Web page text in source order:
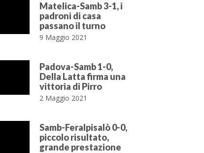
Matelica-Samb 3-1, i
padroni di casa
passano il turno
9 Maggio 2021
Padova-Samb 1-0,
Della Latta firma una
vittoria di Pirro
2 Maggio 2021
Samb-Feralpisalò 0-0,
piccolo risultato,
grande prestazione